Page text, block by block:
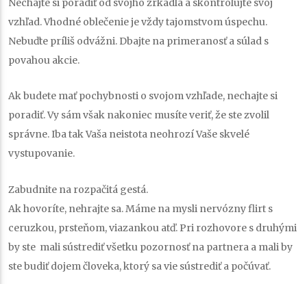
Nechajte si poradiť od svojho zrkadla a skontrolujte svoj
vzhľad. Vhodné oblečenie je vždy tajomstvom úspechu.
Nebuďte príliš odvážni. Dbajte na primeranosť a súlad s
povahou akcie.
Ak budete mať pochybnosti o svojom vzhľade, nechajte si
poradiť. Vy sám však nakoniec musíte veriť, že ste zvolil
správne. Iba tak Vaša neistota neohrozí Vaše skvelé
vystupovanie.
Zabudnite na rozpačitá gestá.
Ak hovoríte, nehrajte sa. Máme na mysli nervózny flirt s
ceruzkou, prsteňom, viazankou atď. Pri rozhovore s druhými
by ste mali sústrediť všetku pozornosť na partnera a mali by
ste budiť dojem človeka, ktorý sa vie sústrediť a počúvať.